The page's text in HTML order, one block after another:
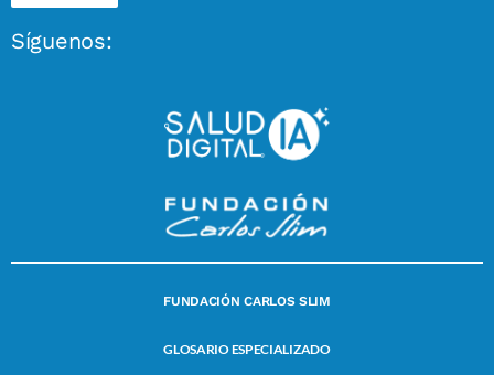
Síguenos:
FUNDACIÓN CARLOS SLIM
GLOSARIO ESPECIALIZADO